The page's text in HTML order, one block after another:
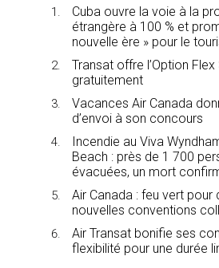
Cuba ouvre la voie à la
étrangère à 100 % et
nouvelle ère » pour le
Transat offre l’Option Flex
gratuitement
Vacances Air Canada
d’envoi à son concours
Incendie au Viva
Beach : près de 1 700
évacuées, un mort
Air Canada : feu vert pour
nouvelles conventions
Air Transat bonifie ses
flexibilité pour une durée